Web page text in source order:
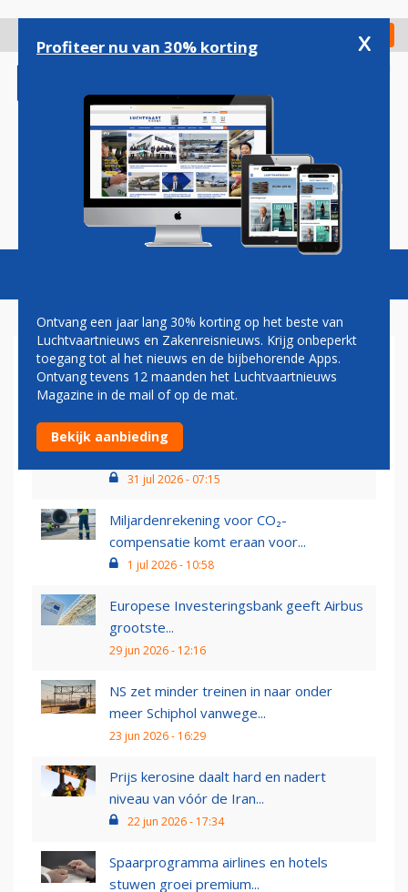
gaan
Check in
Magazine Podcasts Vacatures
ALGEMEEN
Wachttijd afgifte onderhoudslicenties
monteurs neemt af,...
31 jul 2026 - 07:15
Miljardenrekening voor CO₂-
compensatie komt eraan voor...
1 jul 2026 - 10:58
Europese Investeringsbank geeft Airbus
grootste...
29 jun 2026 - 12:16
NS zet minder treinen in naar onder
meer Schiphol vanwege...
23 jun 2026 - 16:29
Prijs kerosine daalt hard en nadert
niveau van vóór de Iran...
22 jun 2026 - 17:34
Spaarprogramma airlines en hotels
stuwen groei premium...
Profiteer nu van 30% korting x
Ontvang een jaar lang 30% korting op het beste van
Luchtvaartnieuws en Zakenreisnieuws. Krijg onbeperkt
toegang tot al het nieuws en de bijbehorende Apps.
Ontvang tevens 12 maanden het Luchtvaartnieuws
Magazine in de mail of op de mat.
Bekijk aanbieding